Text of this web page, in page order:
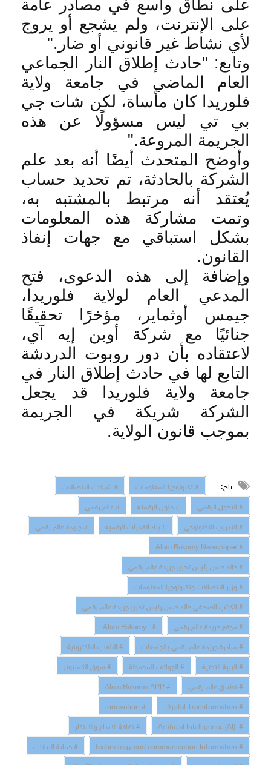
على نطاق واسع في مصادر عامة
على الإنترنت، ولم يشجع أو يروج
لأي نشاط غير قانوني أو ضار ".
وتابع: "حادث إطلاق النار الجماعي
العام الماضي في جامعة ولاية
فلوريدا كان مأساة، لكن شات جي
بي تي ليس مسؤولًا عن هذه
الجريمة المروعة".
وأوضح المتحدث أيضًا أنه بعد علم
الشركة بالحادثة، تم تحديد حساب
يُعتقد أنه مرتبط بالمشتبه به،
وتمت مشاركة هذه المعلومات
بشكل استباقي مع جهات إنفاذ
القانون.
وإضافة إلى هذه الدعوى، فتح
المدعي العام لولاية فلوريدا،
جيمس أوثماير، مؤخرًا تحقيقًا
جنائيًا مع شركة أوبن إيه آي،
لاعتقاده بأن دور روبوت الدردشة
التابع لها في حادث إطلاق النار في
جامعة ولاية فلوريدا قد يجعل
الشركة شريكة في الجريمة
بموجب قانون الولاية.
تاج: # تكنولوجيا المعلومات
# شبكات الاتصالات
# التحول الرقمي
# حلول الرقمنة
# عالم رقمي
# التدريب التكنولوجي
# بناء القدرات الرقمية
# جريدة عالم رقمي
# Alam Rakamy Newspaper
# خالد حسن رئيس تحرير جريدة عالم رقمي
# وزير الاتصالات وتكنولوجيا المعلومات
# الكاتب الصحفي خالد حسن رئيس تحرير جريدة عالم رقمي
# موقع جريدة عالم رقمي
# Alam Rakamy
# مبادرة جريدة عالم رقمي بالجامعات
# الالعاب الالكترونية
# البنية التحتية
# الهواتف المحمولة
# سوق الكمبيوتر
# تطبيق عالم رقمي
# Alam Rakamy APP
# Digital Transformation
# innovation
# Artificial Intelligence (AI)
# ثقافة الابداع والابتكار
# technology and communication Information
# حماية البيانات